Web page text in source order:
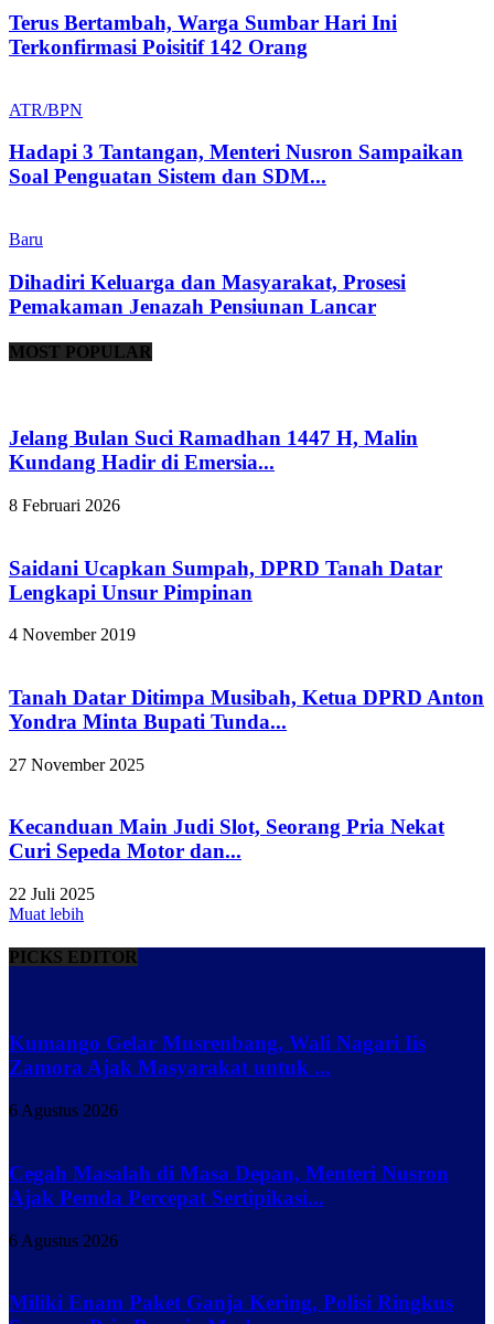
Terus Bertambah, Warga Sumbar Hari Ini
Terkonfirmasi Poisitif 142 Orang
ATR/BPN
Hadapi 3 Tantangan, Menteri Nusron Sampaikan
Soal Penguatan Sistem dan SDM...
Baru
Dihadiri Keluarga dan Masyarakat, Prosesi
Pemakaman Jenazah Pensiunan Lancar
MOST POPULAR
Jelang Bulan Suci Ramadhan 1447 H, Malin
Kundang Hadir di Emersia...
8 Februari 2026
Saidani Ucapkan Sumpah, DPRD Tanah Datar
Lengkapi Unsur Pimpinan
4 November 2019
Tanah Datar Ditimpa Musibah, Ketua DPRD Anton
Yondra Minta Bupati Tunda...
27 November 2025
Kecanduan Main Judi Slot, Seorang Pria Nekat
Curi Sepeda Motor dan...
22 Juli 2025
Muat lebih
PICKS EDITOR
Kumango Gelar Musrenbang, Wali Nagari Iis
Zamora Ajak Masyarakat untuk ...
6 Agustus 2026
Cegah Masalah di Masa Depan, Menteri Nusron
Ajak Pemda Percepat Sertipikasi...
6 Agustus 2026
Miliki Enam Paket Ganja Kering, Polisi Ringkus